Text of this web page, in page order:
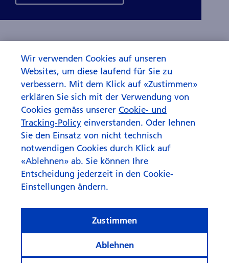
Wir verwenden Cookies auf unseren
Websites, um diese laufend für Sie zu
verbessern. Mit dem Klick auf «Zustimmen»
erklären Sie sich mit der Verwendung von
Cookies gemäss unserer Cookie- und
Tracking-Policy einverstanden. Oder lehnen
Sie den Einsatz von nicht technisch
notwendigen Cookies durch Klick auf
«Ablehnen» ab. Sie können Ihre
Entscheidung jederzeit in den Cookie-
Einstellungen ändern.
Ablehnen
Zustimmen